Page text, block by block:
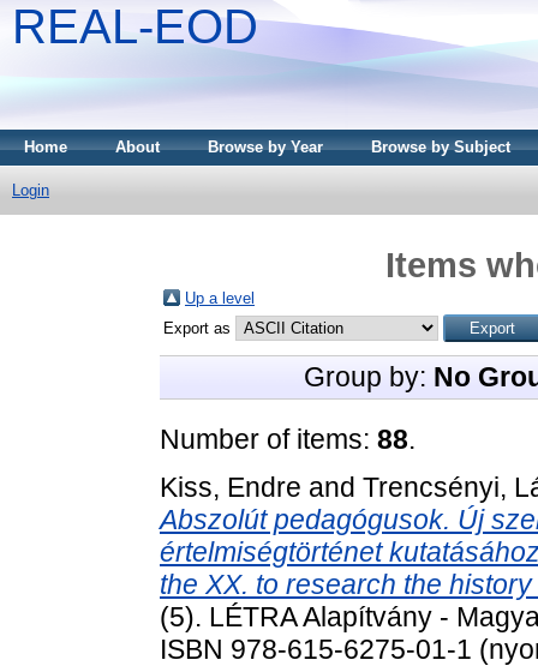
REAL-EOD
Home About Browse by Year Browse by Subject
Login
Items
Up a level
Export as
Group by: No
Number of items: 88.
Kiss, Endre and Trencsényi,
Abszolút pedagógusok. Új
értelmiségtörténet
the XX. to research the
(5). LÉTRA Alapítvány -
ISBN 978-615-6275-01-1